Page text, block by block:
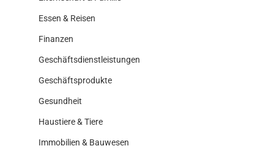
Essen & Reisen
Finanzen
Geschäftsdienstleistungen
Geschäftsprodukte
Gesundheit
Haustiere & Tiere
Immobilien & Bauwesen